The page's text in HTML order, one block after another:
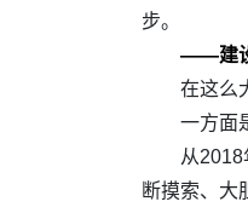
步。
——建设
在这么
一方面
从
断摸索、大